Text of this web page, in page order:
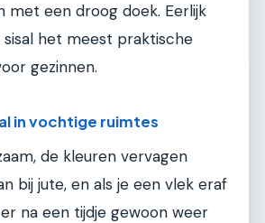
met een droog doek. Eerlijk
sisal het meest praktische
gezinnen.
in vochtige ruimtes
de kleuren vervagen
bij jute, en als je een vlek eraf
na een tijdje gewoon weer